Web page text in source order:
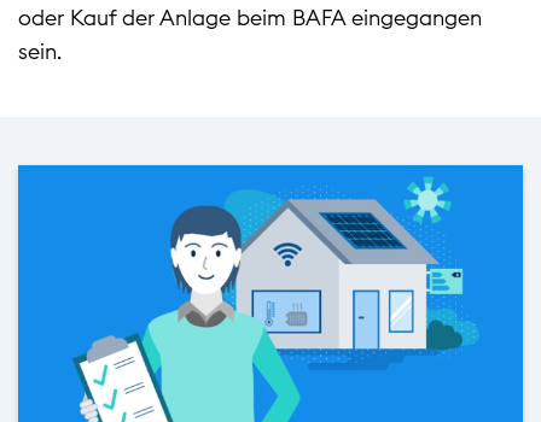
oder Kauf der Anlage beim BAFA eingegangen
sein.
url(/.galleries/teaser/